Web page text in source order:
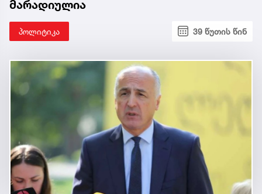
მარადიულია
პოლიტიკა 39 წუთის წინ